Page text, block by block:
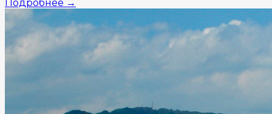
Подробнее →